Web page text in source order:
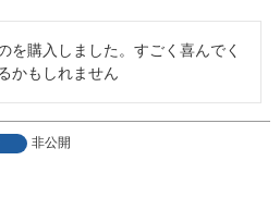
を購入しました。すごく喜んでく
かもしれません
非公開